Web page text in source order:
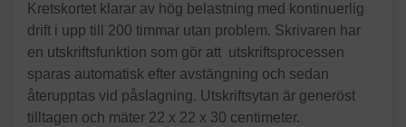
Kretskortet klarar av hög belastning med kontinuerlig
drift i upp till 200 timmar utan problem. Skrivaren har
en utskriftsfunktion som gör att utskriftsprocessen
sparas automatisk efter avstängning och sedan
återupptas vid påslagning. Utskriftsytan är generöst
tilltagen och mäter 22 x 22 x 30 centimeter.